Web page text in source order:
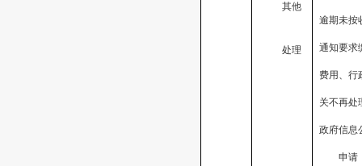
其他
处理
逾期未按
通知要求
费用、行
关不再处
政府信息
申请